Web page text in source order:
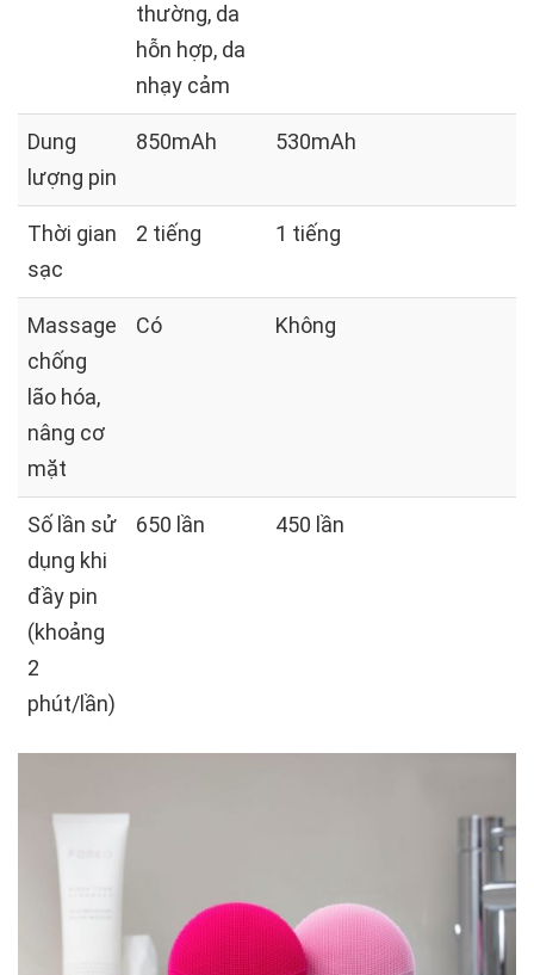
thường, da
hỗn hợp, da
nhạy cảm
Dung
lượng pin
850mAh 530mAh
Thời gian
sạc
2 tiếng 1 tiếng
Massage
chống
lão hóa,
nâng cơ
mặt
Có Không
Số lần sử
dụng khi
đầy pin
(khoảng
2
phút/lần)
650 lần 450 lần